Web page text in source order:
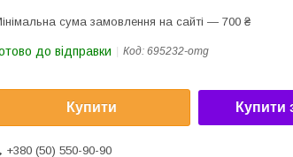
сума замовлення на сайті — 700 ₴
до відправки Код: 695232-omg
Купити Купити
+380 (50) 550-90-90